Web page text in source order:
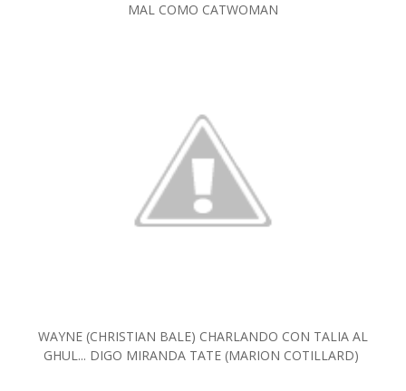
MAL COMO CATWOMAN
WAYNE (CHRISTIAN BALE) CHARLANDO CON TALIA AL
GHUL... DIGO MIRANDA TATE (MARION COTILLARD)